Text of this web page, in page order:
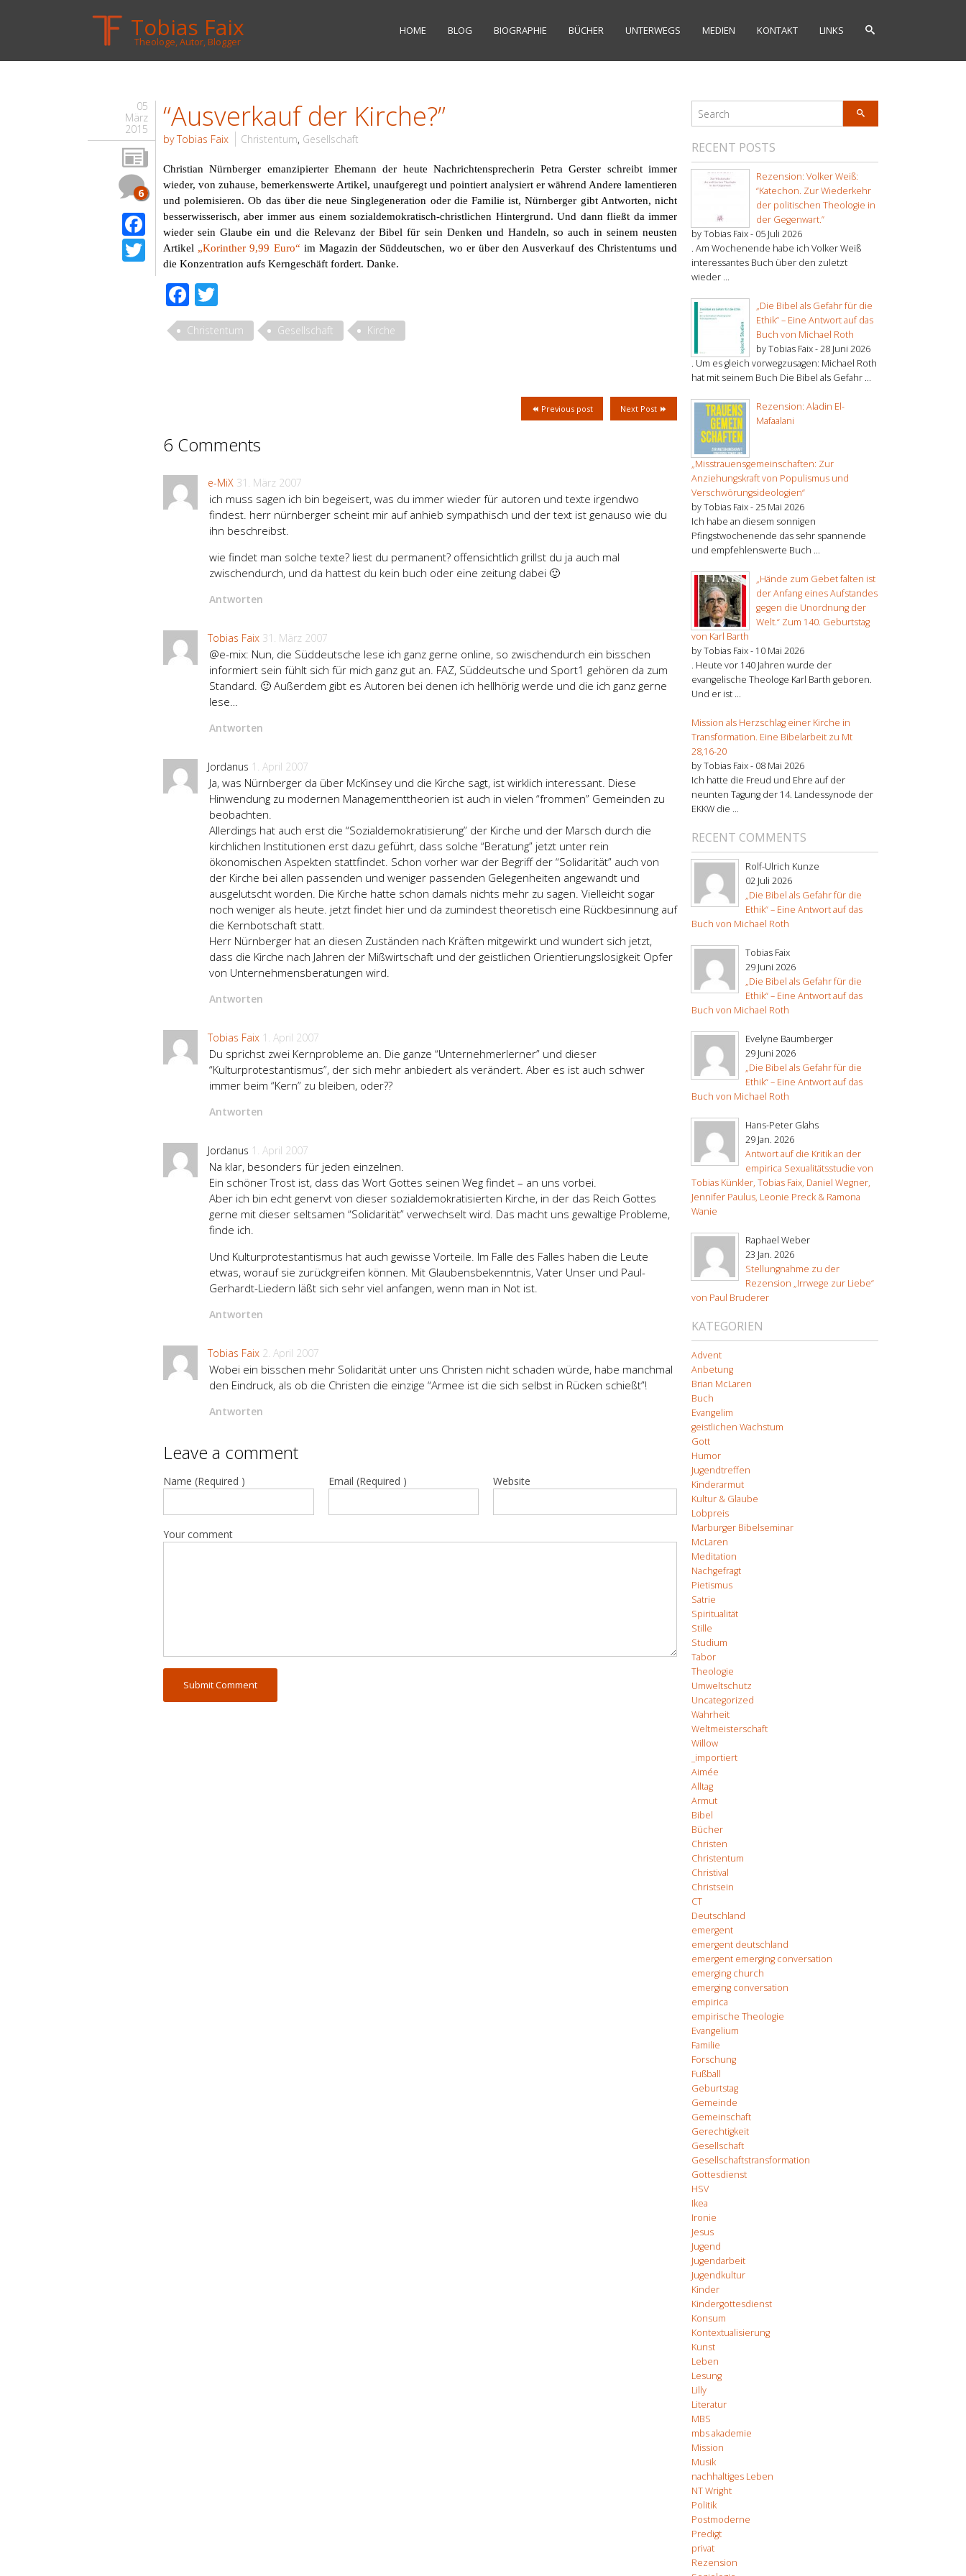
Tobias Faix
Theologe, Autor, Blogger
HOME BLOG BIOGRAPHIE BÜCHER UNTERWEGS MEDIEN KONTAKT LINKS
05
März
2015
6
Facebook
Twitter
“Ausverkauf der Kirche?”
by Tobias Faix Christentum, Gesellschaft
Christian Nürnberger emanzipierter Ehemann der heute Nachrichtensprecherin Petra Gerster schreibt immer
wieder, von zuhause, bemerkenswerte Artikel, unaufgeregt und pointiert analysiert er während Andere lamentieren
und polemisieren. Ob das über die neue Singlegeneration oder die Familie ist, Nürnberger gibt Antworten, nicht
besserwisserisch, aber immer aus einem sozialdemokratisch-christlichen Hintergrund. Und dann fließt da immer
wieder sein Glaube ein und die Relevanz der Bibel für sein Denken und Handeln, so auch in seinem neusten
Artikel „Korinther 9,99 Euro“ im Magazin der Süddeutschen, wo er über den Ausverkauf des Christentums und
die Konzentration aufs Kerngeschäft fordert. Danke.
Facebook
Christentum Gesellschaft Kirche
Next Post
Previous post
6 Comments
e-MiX 31. März 2007
ich muss sagen ich bin begeisert, was du immer wieder für autoren und texte irgendwo
findest. herr nürnberger scheint mir auf anhieb sympathisch und der text ist genauso wie du
ihn beschreibst.
wie findet man solche texte? liest du permanent? offensichtlich grillst du ja auch mal
zwischendurch, und da hattest du kein buch oder eine zeitung dabei 🙂
Antworten
Tobias Faix 31. März 2007
@e-mix: Nun, die Süddeutsche lese ich ganz gerne online, so zwischendurch ein bisschen
informiert sein fühlt sich für mich ganz gut an. FAZ, Süddeutsche und Sport1 gehören da zum
Standard. 🙂 Außerdem gibt es Autoren bei denen ich hellhörig werde und die ich ganz gerne
lese…
Antworten
Jordanus 1. April 2007
Ja, was Nürnberger da über McKinsey und die Kirche sagt, ist wirklich interessant. Diese
Hinwendung zu modernen Managementtheorien ist auch in vielen “frommen” Gemeinden zu
beobachten.
Allerdings hat auch erst die “Sozialdemokratisierung” der Kirche und der Marsch durch die
kirchlichen Institutionen erst dazu geführt, dass solche “Beratung” jetzt unter rein
ökonomischen Aspekten stattfindet. Schon vorher war der Begriff der “Solidarität” auch von
der Kirche bei allen passenden und weniger passenden Gelegenheiten angewandt und
ausgelutscht worden. Die Kirche hatte schon damals nichts mehr zu sagen. Vielleicht sogar
noch weniger als heute. jetzt findet hier und da zumindest theoretisch eine Rückbesinnung auf
die Kernbotschaft statt.
Herr Nürnberger hat an diesen Zuständen nach Kräften mitgewirkt und wundert sich jetzt,
dass die Kirche nach Jahren der Mißwirtschaft und der geistlichen Orientierungslosigkeit Opfer
von Unternehmensberatungen wird.
Antworten
Tobias Faix 1. April 2007
Du sprichst zwei Kernprobleme an. Die ganze “Unternehmerlerner” und dieser
“Kulturprotestantismus”, der sich mehr anbiedert als verändert. Aber es ist auch schwer
immer beim “Kern” zu bleiben, oder??
Antworten
Jordanus 1. April 2007
Na klar, besonders für jeden einzelnen.
Ein schöner Trost ist, dass das Wort Gottes seinen Weg findet – an uns vorbei.
Aber ich bin echt genervt von dieser sozialdemokratisierten Kirche, in der das Reich Gottes
gerne mit dieser seltsamen “Solidarität” verwechselt wird. Das macht uns gewaltige Probleme,
finde ich.
Und Kulturprotestantismus hat auch gewisse Vorteile. Im Falle des Falles haben die Leute
etwas, worauf sie zurückgreifen können. Mit Glaubensbekenntnis, Vater Unser und Paul-
Gerhardt-Liedern läßt sich sehr viel anfangen, wenn man in Not ist.
Antworten
Tobias Faix 2. April 2007
Wobei ein bisschen mehr Solidarität unter uns Christen nicht schaden würde, habe manchmal
den Eindruck, als ob die Christen die einzige “Armee ist die sich selbst in Rücken schießt”!
Antworten
Leave a comment
Name (Required ) Email (Required ) Website
Your comment
RECENT POSTS
Rezension: Volker Weiß:
“Katechon. Zur Wiederkehr
der politischen Theologie in
der Gegenwart.”
by Tobias Faix - 05 Juli 2026
. Am Wochenende habe ich Volker Weiß
interessantes Buch über den zuletzt
wieder ...
„Die Bibel als Gefahr für die
Ethik“ – Eine Antwort auf das
Buch von Michael Roth
by Tobias Faix -28 Juni 2026
. Um es gleich vorwegzusagen: Michael Roth
hat mit seinem Buch Die Bibel als Gefahr ...
Rezension: Aladin El-
Mafaalani
„Misstrauensgemeinschaften: Zur
Anziehungskraft von Populismus und
Verschwörungsideologien“
by Tobias Faix -25 Mai 2026
Ich habe an diesem sonnigen
Pfingstwochenende das sehr spannende
und empfehlenswerte Buch ...
„Hände zum Gebet falten ist
der Anfang eines Aufstandes
gegen die Unordnung der
Welt.“ Zum 140. Geburtstag
von Karl Barth
by Tobias Faix - 10 Mai 2026
. Heute vor 140 Jahren wurde der
evangelische Theologe Karl Barth geboren.
Und er ist ...
Mission als Herzschlag einer Kirche in
Transformation. Eine Bibelarbeit zu Mt
28,16-20
by Tobias Faix - 08 Mai 2026
Ich hatte die Freud und Ehre auf der
neunten Tagung der 14. Landessynode der
EKKW die ...
RECENT COMMENTS
Rolf-Ulrich Kunze
02 Juli 2026
„Die Bibel als Gefahr für die
Ethik“ – Eine Antwort auf das
Buch von Michael Roth
Tobias Faix
29 Juni 2026
„Die Bibel als Gefahr für die
Ethik“ – Eine Antwort auf das
Buch von Michael Roth
Evelyne Baumberger
29 Juni 2026
„Die Bibel als Gefahr für die
Ethik“ – Eine Antwort auf das
Buch von Michael Roth
Hans-Peter Glahs
29 Jan. 2026
Antwort auf die Kritik an der
empirica Sexualitätsstudie von
Tobias Künkler, Tobias Faix, Daniel Wegner,
Jennifer Paulus, Leonie Preck & Ramona
Wanie
Raphael Weber
23 Jan. 2026
Stellungnahme zu der
Rezension „Irrwege zur Liebe“
von Paul Bruderer
KATEGORIEN
Advent
Anbetung
Brian McLaren
Buch
Evangelim
geistlichen Wachstum
Gott
Humor
Jugendtreffen
Kinderarmut
Kultur & Glaube
Lobpreis
Marburger Bibelseminar
McLaren
Meditation
Nachgefragt
Pietismus
Satrie
Spiritualität
Stille
Studium
Tabor
Theologie
Umweltschutz
Uncategorized
Wahrheit
Weltmeisterschaft
Willow
_importiert
Aimée
Alltag
Armut
Bibel
Bücher
Christen
Christentum
Christival
Christsein
CT
Deutschland
emergent
emergent deutschland
emergent emerging conversation
emerging church
emerging conversation
empirica
empirische Theologie
Evangelium
Familie
Forschung
Fußball
Geburtstag
Gemeinde
Gemeinschaft
Gerechtigkeit
Gesellschaft
Gesellschaftstransformation
Gottesdienst
HSV
Ikea
Ironie
Jesus
Jugend
Jugendarbeit
Jugendkultur
Kinder
Kindergottesdienst
Konsum
Kontextualisierung
Kunst
Leben
Lesung
Lilly
Literatur
MBS
mbs akademie
Mission
Musik
nachhaltiges Leben
NT Wright
Politik
Postmoderne
Predigt
privat
Rezension